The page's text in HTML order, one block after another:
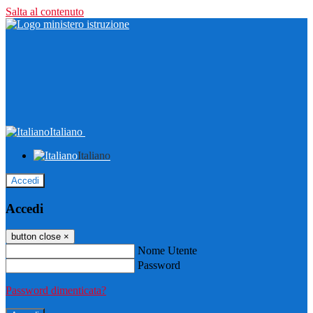
Salta al contenuto
Italiano
Italiano
Accedi
Accedi
button close ×
Nome Utente
Password
Password dimenticata?